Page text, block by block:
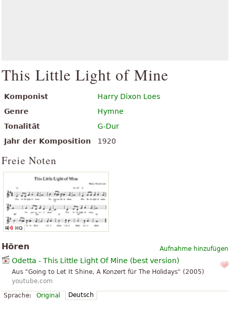
This Little Light of Mine
Komponist
Harry Dixon Loes
Genre
Hymne
Tonalität
G-Dur
Jahr der Komposition
1920
Freie Noten
Aufnahme hinzufügen
Hören
Odetta - This Little Light Of Mine (best version)
Aus "Going to Let It Shine, A Konzert für The Holidays" (2005)
youtube.com
Sprache:
Original Deutsch